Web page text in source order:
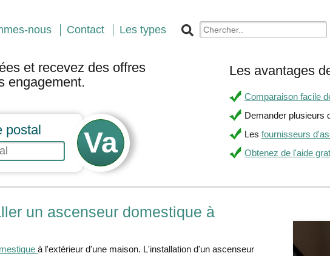
nous Contact Les types
et recevez des offres
engagement.
postal
Les avantages
Comparaison facile
Demander plusieurs
Les fournisseurs
Obtenez de l'aide
un ascenseur domestique à
à l'extérieur d'une maison. L'installation d'un ascenseur